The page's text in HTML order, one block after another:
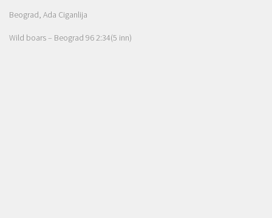
Beograd, Ada Ciganlija
Wild boars – Beograd 96 2:34(5 inn)